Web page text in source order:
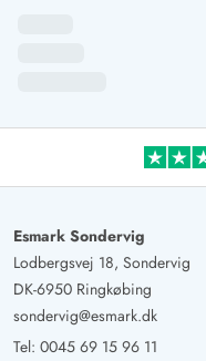
Esmark Sondervig
Lodbergsvej 18, Sondervig
DK-6950 Ringkøbing
sondervig@esmark.dk
Tel: 0045 69 15 96 11